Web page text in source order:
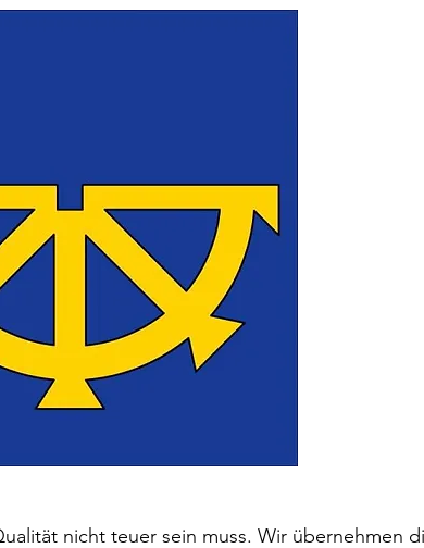
nicht teuer sein muss. Wir übernehmen